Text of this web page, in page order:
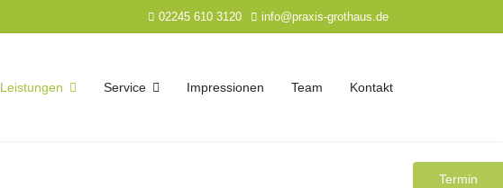
02245 610 3120 info@praxis-grothaus.de
Leistungen Service Impressionen Team Kontakt
Termin